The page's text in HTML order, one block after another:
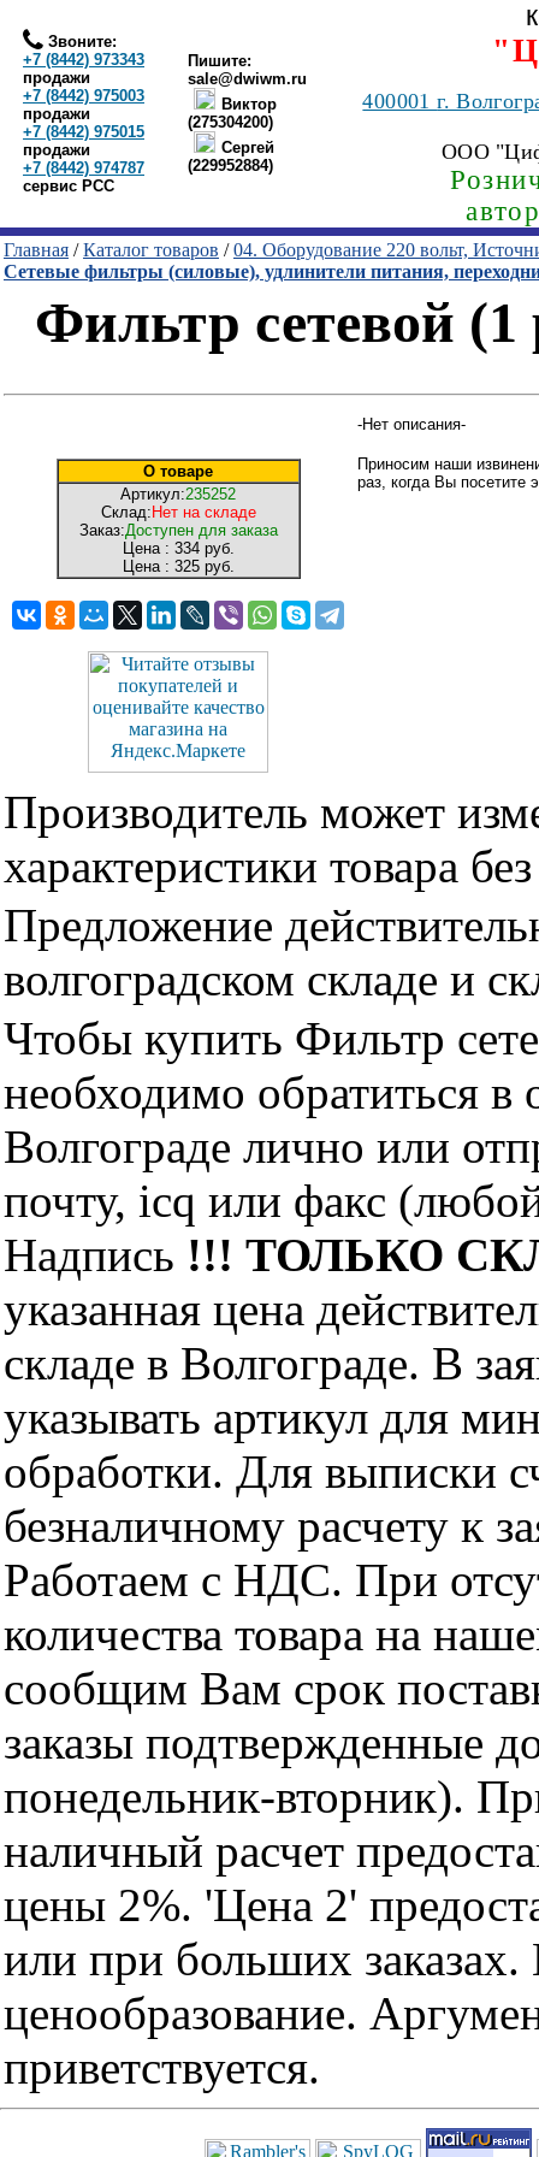
Звоните:
+7 (8442) 973343
продажи
+7 (8442) 975003
продажи
+7 (8442) 975015
продажи
+7 (8442) 974787
сервис РСС
Пишите:
sale@dwiwm.ru
Виктор
(275304200)
Сергей
(229952884)
400001г.
ООО
Главная /Каталог товаров /04. Оборудование 220 вольт,
Сетевые фильтры (силовые), удлинители питания,
Фильтр сетевой (1
О товаре
Артикул:235252
Склад: Нет на складе
Заказ:Доступен для заказа
Цена : 334 руб.
Цена : 325 руб.
-Нет описания-
Приносим наши
раз, когда Вы посетите
Производитель может
характеристики товара
Предложение
волгоградском складе и
Чтобы купить Фильтр
необходимо
Волгограде лично или
почту, icq или факс
Надпись !!! ТОЛЬКО
указанная цена
складе в Волгограде. В
указывать артикул для
обработки. Для выписки
безналичному расчету к
Работаем с НДС. При
количества товара на
сообщим Вам срок
заказы подтвержденные
понедельник-вторник).
наличный расчет
цены 2%. 'Цена 2'
или при больших
ценообразование.
приветствуется.